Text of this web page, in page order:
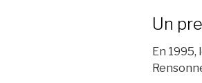
Un
En 1995,